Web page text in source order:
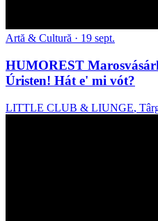
Artă & Cultură · 19 sept.
HUMOREST
Úristen! Hát e' mi vót?
LITTLE CLUB & LIUNGE,